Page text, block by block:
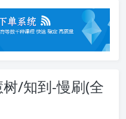
/知到-慢刷(全